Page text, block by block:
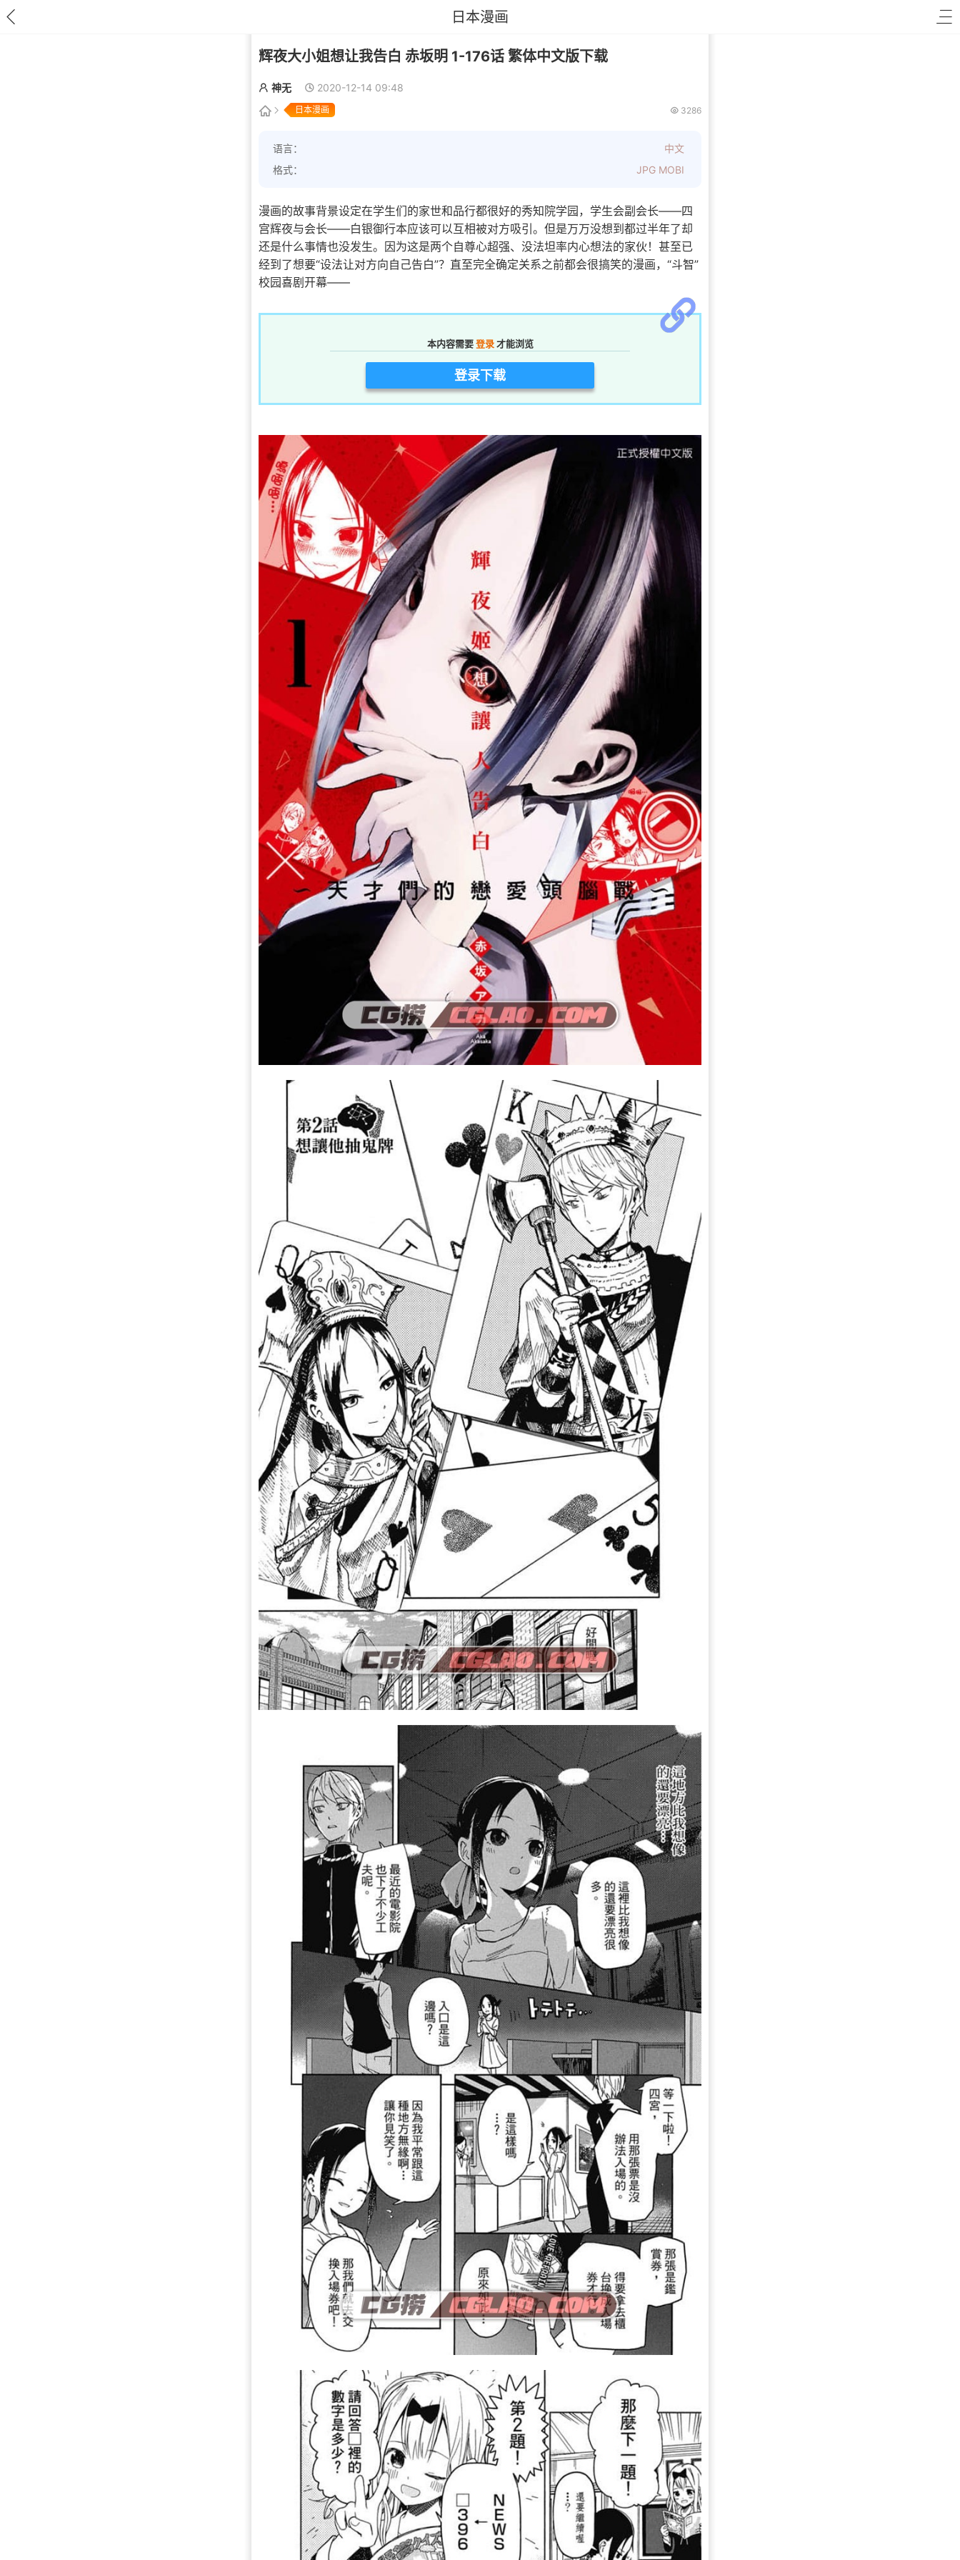
日本漫画
辉夜大小姐想让我告白 赤坂明 1-176话 繁体中文版下载
神无 2020-12-14 09:48
日本漫画 3286
语言：
中文
格式：
JPG MOBI
漫画的故事背景设定在学生们的家世和品行都很好的秀知院学园，学生会副会长——四
宫辉夜与会长——白银御行本应该可以互相被对方吸引。但是万万没想到都过半年了却
还是什么事情也没发生。因为这是两个自尊心超强、没法坦率内心想法的家伙！甚至已
经到了想要“设法让对方向自己告白”？直至完全确定关系之前都会很搞笑的漫画，“斗智”
校园喜剧开幕——
本内容需要 登录 才能浏览
登录下载